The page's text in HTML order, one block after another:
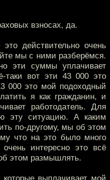
взносах, да.
действительно очень
мы с ними разберёмся.
эти суммы уплачивает
таки вот эти 43 000 это
000 это мой подоходный
я как гражданин, и
работодатель. Для
эту ситуацию. А каким
по-другому, мы об этом
что на это было много
интересно это всё
этом размышлять.